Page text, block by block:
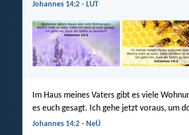
Johannes 14:2 - LUT
Im Haus meines Vaters gibt es viele
es euch gesagt. Ich gehe jetzt voraus, um
Johannes 14:2 - NeÜ